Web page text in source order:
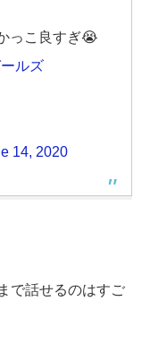
っこ良すぎ😭
ルズ
14, 2020
で話せるのはすご